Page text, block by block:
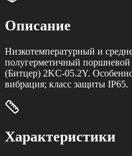
Описание
Низкотемпературный и
полугерметичный
(Битцер) 2KC-05.2Y.
вибрация; класс защиты IP65.
Характеристики